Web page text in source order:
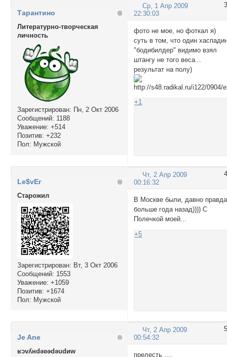
3
Ср, 1 Апр 2009
22:30:03
Тарантино
Литературно-творческая
личность
Зарегистрирован: Пн, 2 Окт 2006
Сообщений: 1188
Уважение: +514
Позитив: +232
Пол: Мужской
фото не мое, но фоткал я)
суть в том, что один
"бодибилдер" видимо взял
штангу не того веса...
результат на полу)
+1
4
Чт, 2 Апр 2009
00:16:32
Le$vEr
Cтарожил
Зарегистрирован: Вт, 3 Окт 2006
Сообщений: 1553
Уважение: +1059
Позитив: +1674
Пол: Мужской
В Москве были, давно
больше года назад)))) С
Полечкой моей...
+5
5
Чт, 2 Апр 2009
00:54:32
Je Ane
ʁɔvʎнdǝʚǝdǝudиw
прелесть ....